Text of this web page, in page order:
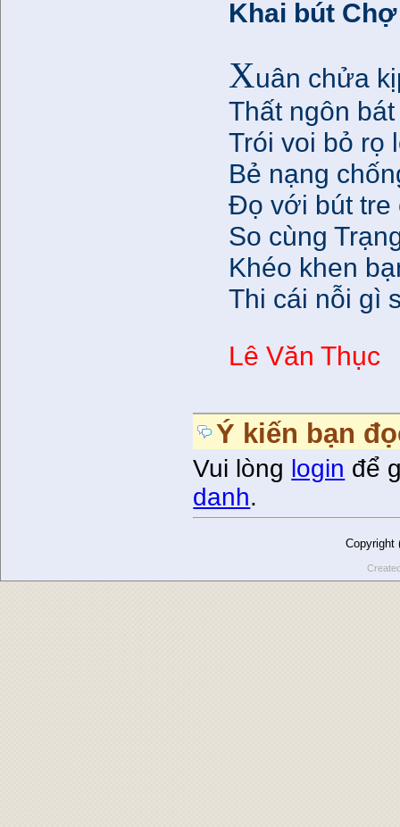
Khai bút
Xuân chửa
Thất ngôn
Trói voi bỏ rọ
Bẻ nạng
Đọ với bút tre
So cùng
Khéo khen
Thi cái nỗi gì
Lê Văn Thục
Ý kiến bạn
Vui lòng login để
danh.
Copyright